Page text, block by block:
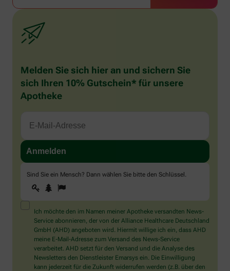
Melden Sie sich hier an und sichern Sie
sich Ihren 10% Gutschein* für unsere
Apotheke
Sind Sie ein Mensch? Dann wählen Sie bitte den Schlüssel
Sind
Sie
ein
Mensch?
Dann
wählen
Sie
bitte
den
Schlüssel.
1 2
Ich möchte den im Namen meiner Apotheke versandten News-
Service abonnieren, der von der Alliance Healthcare Deutschland
GmbH (AHD) angeboten wird. Hiermit willige ich ein, dass AHD
meine E-Mail-Adresse zum Versand des News-Service
verarbeitet. AHD setzt für den Versand und die Analyse des
Newsletters den Dienstleister Emarsys ein. Die Einwilligung
kann jederzeit für die Zukunft widerrufen werden (z.B. über den